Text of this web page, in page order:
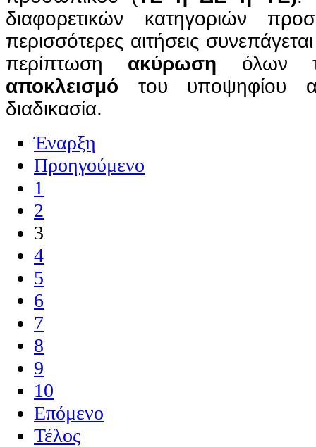
διαφορετικών κατηγοριών
περισσότερες αιτήσεις
περίπτωση ακύρωση όλων
αποκλεισμό του υποψηφίου
διαδικασία.
Έναρξη
Προηγούμενο
1
2
3
4
5
6
7
8
9
10
Επόμενο
Τέλος